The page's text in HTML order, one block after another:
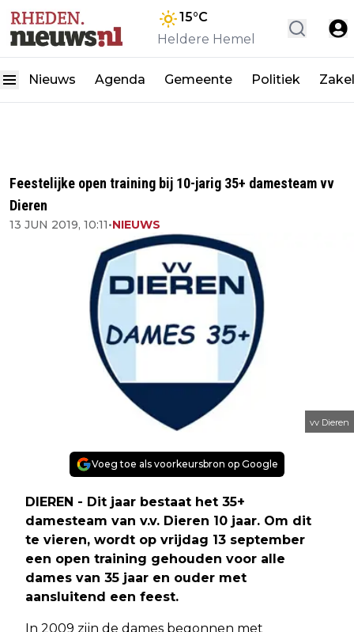
15°C
Heldere Hemel
Nieuws Agenda Gemeente Politiek
Feestelijke open training bij 10-jarig 35+ damesteam vv
Dieren
13 JUN 2019, 10:11•NIEUWS
vv Dieren
Voeg toe als voorkeursbron op Google
DIEREN - Dit jaar bestaat het 35+
damesteam van v.v. Dieren 10 jaar. Om dit
te vieren, wordt op vrijdag 13 september
een open training gehouden voor alle
dames van 35 jaar en ouder met
aansluitend een feest.
In 2009 zijn de dames begonnen met